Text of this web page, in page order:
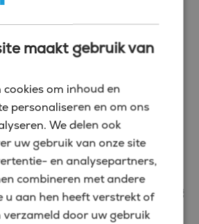
salaris bieden veel
secundaire
zoals bonussen,
en mogelijkheden voor
finance controller heb je
hbo- of wo-opleiding nodig,
accountancy of een
Meerdere jaren werkervaring
is vaak vereist, evenals sterke
maakt gebruik van
cookies om inhoud en
personaliseren en om ons
We delen ook
uw gebruik van onze site
en analysepartners,
combineren met andere
u aan hen heeft verstrekt of
verzameld door uw gebruik